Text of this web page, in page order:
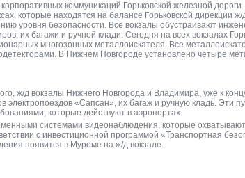
коммуникаций Горьковской железной
которые находятся на балансе Горьковской дирекции
уровня безопасности. Все вокзалы обустраивают
их багажи и ручной клади. Сегодня на всех вокзалах
многозонных металлоискателя. Все
В Нижнем Новгороде установлено четыре
ж/д вокзалы Нижнего Новгорода и Владимира, уже к
электропоездов «Сапсан», их багаж и ручную кладь. Эти
которые действуют в аэропортах.
системами видеонаблюдения, которые
с инвестиционной программой «Транспортная
появится в Муроме на ж/д вокзале.